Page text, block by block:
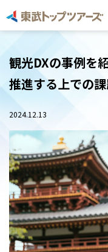
観光DXの事例を
推進する上での
2024.12.13